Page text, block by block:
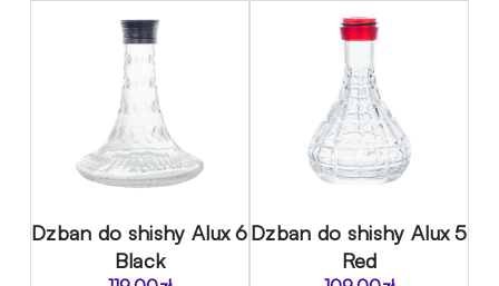
Dzban do shishy Alux 6
Black
Dzban do shishy Alux 5
Red